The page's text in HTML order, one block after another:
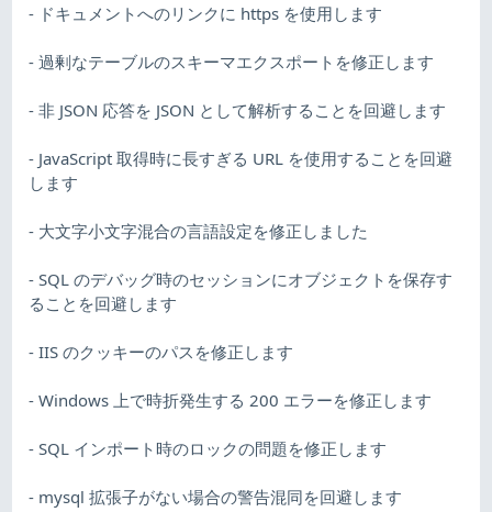
- ドキュメントへのリンクに https を使用します
- 過剰なテーブルのスキーマエクスポートを修正します
- 非 JSON 応答を JSON として解析することを回避します
- JavaScript 取得時に長すぎる URL を使用することを回避
します
- 大文字小文字混合の言語設定を修正しました
- SQL のデバッグ時のセッションにオブジェクトを保存す
ることを回避します
- IIS のクッキーのパスを修正します
- Windows 上で時折発生する 200 エラーを修正します
- SQL インポート時のロックの問題を修正します
- mysql 拡張子がない場合の警告混同を回避します